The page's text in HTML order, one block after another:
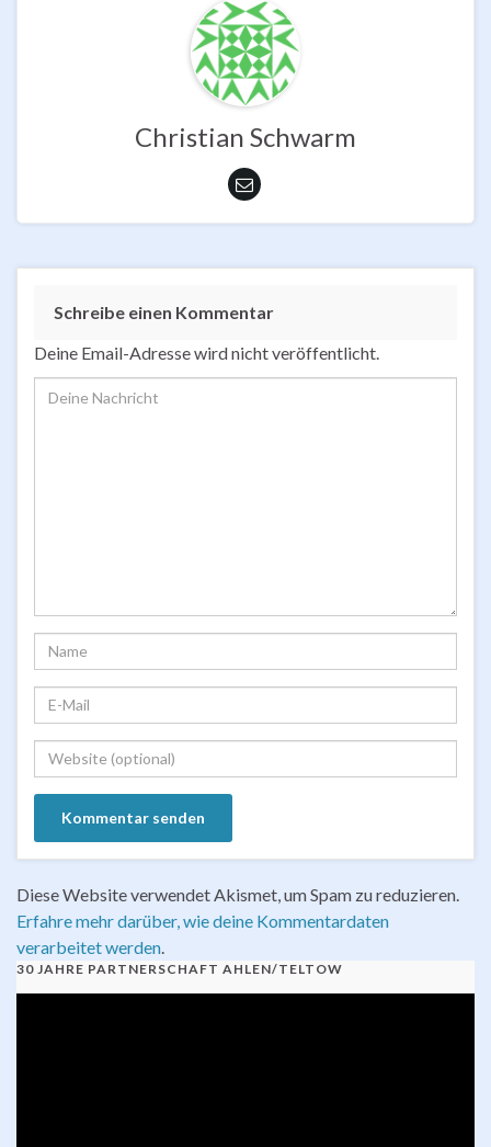
Christian Schwarm
Schreibe einen Kommentar
Deine Email-Adresse wird nicht veröffentlicht.
Diese Website verwendet Akismet, um Spam zu reduzieren.
Erfahre mehr darüber, wie deine Kommentardaten
verarbeitet werden.
30 JAHRE PARTNERSCHAFT AHLEN/TELTOW